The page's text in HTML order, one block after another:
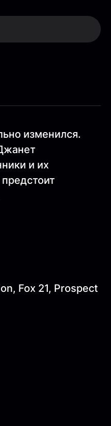
изменился.
и их
Fox 21, Prospect